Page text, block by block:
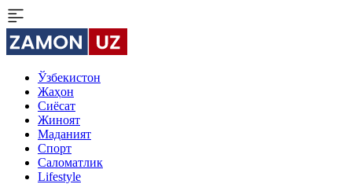
Ўзбекистон
Жаҳон
Сиёсат
Жиноят
Маданият
Спорт
Cаломатлик
Lifestyle